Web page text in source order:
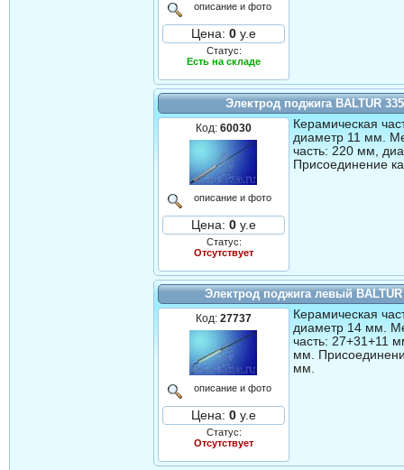
описание и фото
Цена: 0 у.е
Статус:
Есть на складе
Электрод поджига BALTUR
Код:60030
описание и фото
Цена: 0 у.е
Статус:
Отсутствует
Керамическая
диаметр 11 мм.
часть: 220 мм,
Присоединение
Электрод поджига левый
Код:27737
описание и фото
Цена: 0 у.е
Статус:
Отсутствует
Керамическая
диаметр 14 мм.
часть: 27+31+11
мм.
мм.